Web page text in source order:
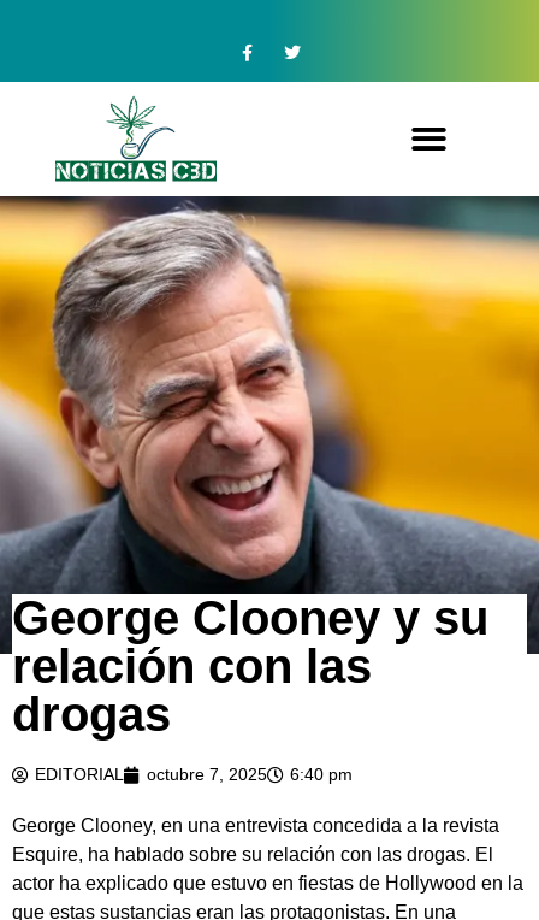
George Clooney y su
relación con las
drogas
EDITORIAL octubre 7, 2025 6:40 pm
George Clooney, en una entrevista concedida a la revista
Esquire, ha hablado sobre su relación con las drogas. El
actor ha explicado que estuvo en fiestas de Hollywood en la
que estas sustancias eran las protagonistas. En una